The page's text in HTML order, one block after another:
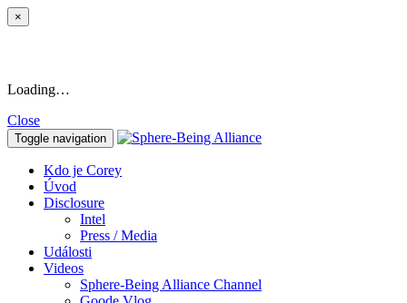
×
Loading…
Close
Toggle navigation
Kdo je Corey
Úvod
Disclosure
Intel
Press / Media
Události
Videos
Sphere-Being Alliance Channel